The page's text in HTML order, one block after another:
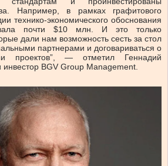
Например, в рамках графитового
технико-экономического обоснования
почти $10 млн. И это только
дали нам возможность сесть за стол
партнерами и договариваться о
проектов”, — отметил Геннадий
инвестор BGV Group Management.